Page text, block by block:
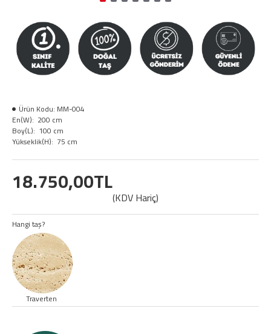
18.750,00TL
(KDV Hariç)
Ürün Kodu: MM-004
En(W): 200 cm
Boy(L): 100 cm
Yükseklik(H): 75 cm
Hangi taş?
Traverten